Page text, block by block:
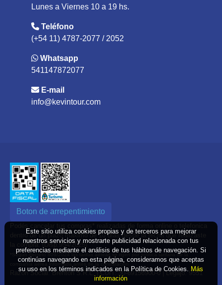
Lunes a Viernes 10 a 19 hs.
Teléfono
(+54 11) 4787-2077 / 2052
Whatsapp
541147872077
E-mail
info@kevintour.com
Boton de arrepentimiento
dentro de un plazo máximo de 10 días desde la fecha que realizaste
la compra. (Disp.954/2025)
*Según decreto 809/2024 las tarifas aéreas se rigen por política tarifaria de la
compañía aérea informada antes de la contratación
Razón Social: Brenton S.R.L. | CUIT: 30-69156900-0 | Legajo: 9551
Este sitio utiliza cookies propias y de terceros para mejorar
nuestros servicios y mostrarte publicidad relacionada con tus
preferencias mediante el análisis de tus hábitos de navegación. Si
continúas navegando en esta página, consideramos que aceptas
su uso en los términos indicados en la Política de Cookies. Más
información